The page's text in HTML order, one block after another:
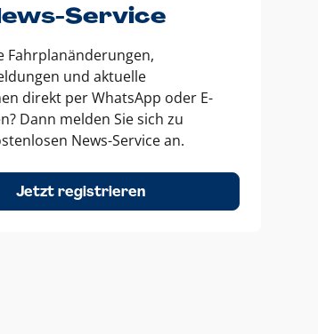
Service
Fahrplanänderungen,
und aktuelle
direkt per WhatsApp oder E-
Dann melden Sie sich zu
News-Service an.
Jetzt registrieren